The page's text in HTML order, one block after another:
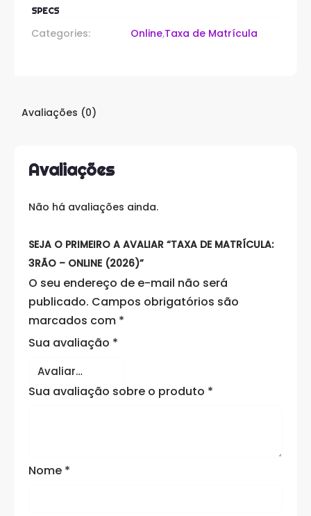
SPECS
Categories: Online,Taxa de Matrícula
Avaliações (0)
Avaliações
Não há avaliações ainda.
SEJA O PRIMEIRO A AVALIAR “TAXA DE MATRÍCULA:
3RÃO – ONLINE (2026)”
O seu endereço de e-mail não será
publicado. Campos obrigatórios são
marcados com *
Sua avaliação *
Sua avaliação sobre o produto *
Nome *